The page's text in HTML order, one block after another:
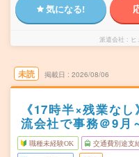
気になる!
派遣会社
未読 掲載日 2026/08/06
《17時半×残業な
流会社で事務＠9月
職種未経験OK 交通費別途支